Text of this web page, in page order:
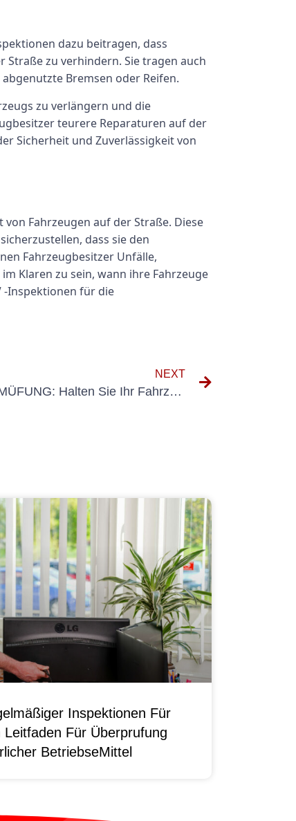
dazu beitragen, dass
zu verhindern. Sie tragen auch
Bremsen oder Reifen.
zu verlängern und die
teurere Reparaturen auf der
Sicherheit und Zuverlässigkeit von
Fahrzeugen auf der Straße. Diese
dass sie den
Fahrzeugbesitzer Unfälle,
Klaren zu sein, wann ihre Fahrzeuge
-Inspektionen für die
NEXT
Die Wichtigkeit von KFZ UVV MÜFUNG: Halten Sie Ihr Fahrzeug auf der Straße sicher
Inspektionen Für
Für Überprufung
BetriebseMittel